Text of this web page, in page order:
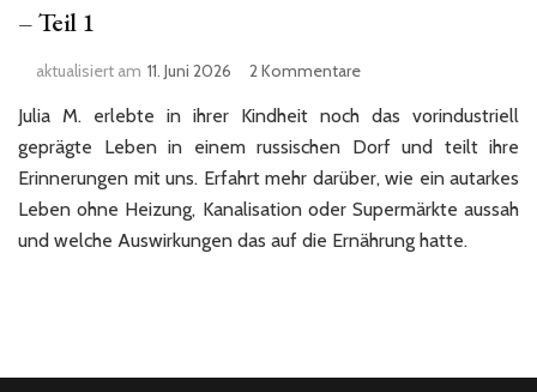
– Teil 1
aktualisiert am 11. Juni 2026 2 Kommentarezu
traditionelle
Leben
in
russischen
Dorf
Julia M. erlebte in ihrer Kindheit noch das vorindustriell
geprägte Leben in einem russischen Dorf und teilt ihre
Erinnerungen mit uns. Erfahrt mehr darüber, wie ein autarkes
Leben ohne Heizung, Kanalisation oder Supermärkte aussah
und welche Auswirkungen das auf die Ernährung hatte.